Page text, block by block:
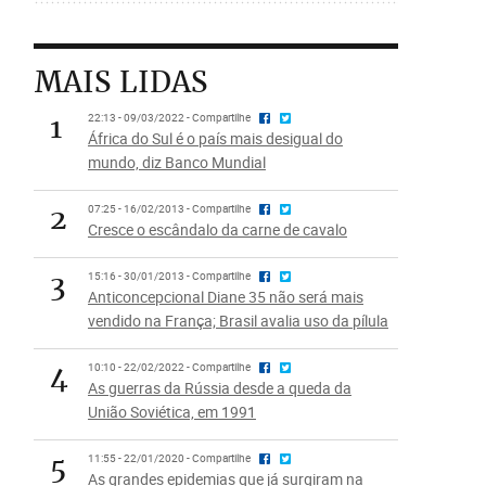
MAIS LIDAS
1
22:13 - 09/03/2022 - Compartilhe
África do Sul é o país mais desigual do
mundo, diz Banco Mundial
2 07:25 - 16/02/2013 - Compartilhe
Cresce o escândalo da carne de cavalo
3 15:16 - 30/01/2013 - Compartilhe
Anticoncepcional Diane 35 não será mais
vendido na França; Brasil avalia uso da pílula
4 10:10 - 22/02/2022 - Compartilhe
As guerras da Rússia desde a queda da
União Soviética, em 1991
5 11:55 - 22/01/2020 - Compartilhe
As grandes epidemias que já surgiram na